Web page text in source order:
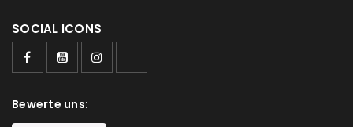
SOCIAL ICONS
Bewerte uns: